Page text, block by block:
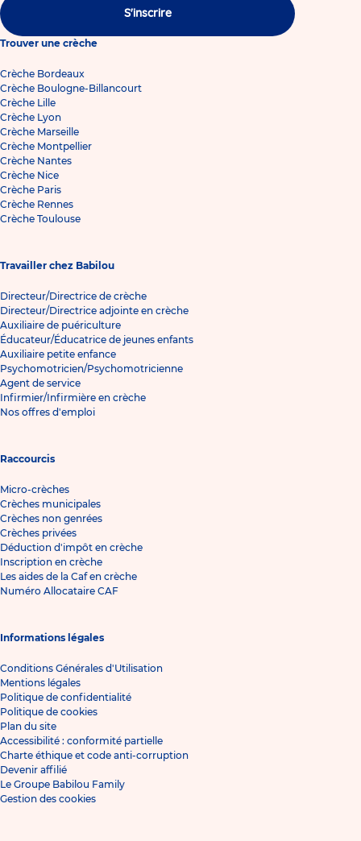
S'inscrire
Trouver une crèche
Crèche Bordeaux
Crèche Boulogne-Billancourt
Crèche Lille
Crèche Lyon
Crèche Marseille
Crèche Montpellier
Crèche Nantes
Crèche Nice
Crèche Paris
Crèche Rennes
Crèche Toulouse
Travailler chez Babilou
Directeur/Directrice de crèche
Directeur/Directrice adjointe en crèche
Auxiliaire de puériculture
Éducateur/Éducatrice de jeunes enfants
Auxiliaire petite enfance
Psychomotricien/Psychomotricienne
Agent de service
Infirmier/Infirmière en crèche
Nos offres d'emploi
Raccourcis
Micro-crèches
Crèches municipales
Crèches non genrées
Crèches privées
Déduction d'impôt en crèche
Inscription en crèche
Les aides de la Caf en crèche
Numéro Allocataire CAF
Informations légales
Conditions Générales d'Utilisation
Mentions légales
Politique de confidentialité
Politique de cookies
Plan du site
Accessibilité : conformité partielle
Charte éthique et code anti-corruption
Devenir affilié
Le Groupe Babilou Family
Gestion des cookies